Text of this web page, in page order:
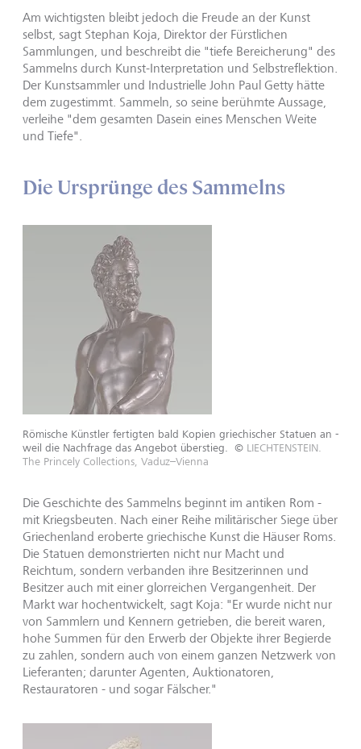
Am wichtigsten bleibt jedoch die Freude an der Kunst
selbst, sagt Stephan Koja, Direktor der Fürstlichen
Sammlungen, und beschreibt die "tiefe Bereicherung" des
Sammelns durch Kunst-Interpretation und Selbstreflektion.
Der Kunstsammler und Industrielle John Paul Getty hätte
dem zugestimmt. Sammeln, so seine berühmte Aussage,
verleihe "dem gesamten Dasein eines Menschen Weite
und Tiefe".
Die Ursprünge des Sammelns
Römische Künstler fertigten bald Kopien griechischer Statuen an -
weil die Nachfrage das Angebot überstieg.
© LIECHTENSTEIN.
The Princely Collections, Vaduz–Vienna
Die Geschichte des Sammelns beginnt im antiken Rom -
mit Kriegsbeuten. Nach einer Reihe militärischer Siege über
Griechenland eroberte griechische Kunst die Häuser Roms.
Die Statuen demonstrierten nicht nur Macht und
Reichtum, sondern verbanden ihre Besitzerinnen und
Besitzer auch mit einer glorreichen Vergangenheit. Der
Markt war hochentwickelt, sagt Koja: "Er wurde nicht nur
von Sammlern und Kennern getrieben, die bereit waren,
hohe Summen für den Erwerb der Objekte ihrer Begierde
zu zahlen, sondern auch von einem ganzen Netzwerk von
Lieferanten; darunter Agenten, Auktionatoren,
Restauratoren - und sogar Fälscher."